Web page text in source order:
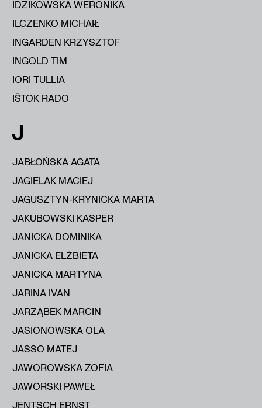
IDZIKOWSKA WERONIKA
ILCZENKO MICHAIŁ
INGARDEN KRZYSZTOF
INGOLD TIM
IORI TULLIA
IŠTOK RADO
J
JABŁOŃSKA AGATA
JAGIELAK MACIEJ
JAGUSZTYN-KRYNICKA MARTA
JAKUBOWSKI KASPER
JANICKA DOMINIKA
JANICKA ELŻBIETA
JANICKA MARTYNA
JARINA IVAN
JARZĄBEK MARCIN
JASIONOWSKA OLA
JASSO MATEJ
JAWOROWSKA ZOFIA
JAWORSKI PAWEŁ
JENTSCH ERNST